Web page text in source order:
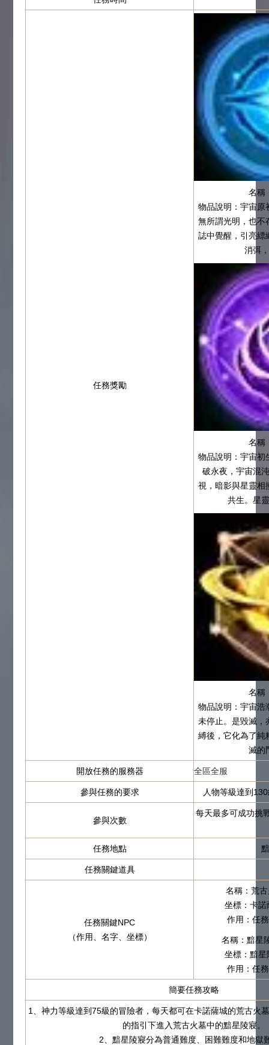
任務獎勵
名稱
物品說明：宇宙原
無所謂光明，也不
誌中覺醒，引亮縹
消弭
名稱
物品說明：宇宙初
破永夜，宇宙混
視，暗影與星靈相
共生。星
名稱
物品說明：宇宙浩
未停止。是毀滅，
縛後，它化為了純
滅的
開放任務的服務器 全區全服
參與任務的要求 人物等級達到
參與次數
每天最多可成功挑
任務地點
任務關鍵道具
任務關鍵NPC
（作用、名字、坐標）
名稱：荒
坐標：卡
作用：任
名稱：黯星
坐標：黯
作用：任
簡要任務攻略
1、神力等級達到75級的冒險者，每天都可在卡諾薩城的荒古火
的指引下進入荒古火墓中的黯星陵寢。
2、黯星陵寢分為普通難度、困難難度和地獄